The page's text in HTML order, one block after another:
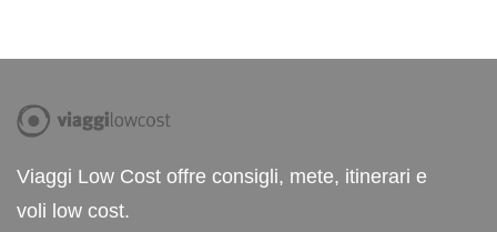
Viaggi Low Cost offre consigli, mete, itinerari e
voli low cost.